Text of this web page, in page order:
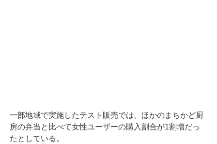
一部地域で実施したテスト販売では、ほかのまちかど厨
房の弁当と比べて女性ユーザーの購入割合が1割増だっ
たとしている。